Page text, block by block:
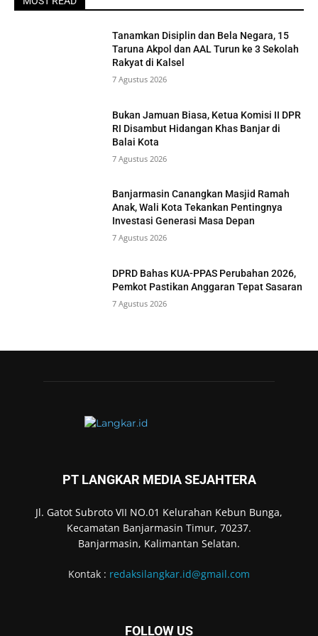
Tanamkan Disiplin dan Bela Negara, 15
Taruna Akpol dan AAL Turun ke 3 Sekolah
Rakyat di Kalsel
7 Agustus 2026
Bukan Jamuan Biasa, Ketua Komisi II DPR
RI Disambut Hidangan Khas Banjar di
Balai Kota
7 Agustus 2026
Banjarmasin Canangkan Masjid Ramah
Anak, Wali Kota Tekankan Pentingnya
Investasi Generasi Masa Depan
7 Agustus 2026
DPRD Bahas KUA-PPAS Perubahan 2026,
Pemkot Pastikan Anggaran Tepat Sasaran
7 Agustus 2026
PT LANGKAR MEDIA SEJAHTERA
Jl. Gatot Subroto VII NO.01 Kelurahan Kebun Bunga,
Kecamatan Banjarmasin Timur, 70237.
Banjarmasin, Kalimantan Selatan.
Kontak : redaksilangkar.id@gmail.com
FOLLOW US